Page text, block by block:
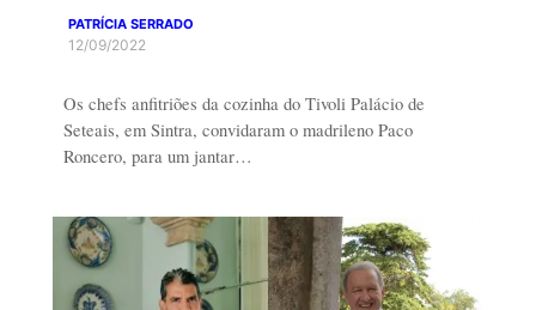
PATRÍCIA SERRADO
12/09/2022
Os chefs anfitriões da cozinha do Tivoli Palácio de
Seteais, em Sintra, convidaram o madrileno Paco
Roncero, para um jantar…